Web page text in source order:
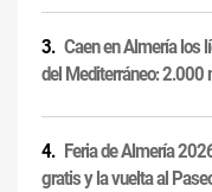
Caen en Almería los
del Mediterráneo:
Feria de Almería
gratis y la vuelta al